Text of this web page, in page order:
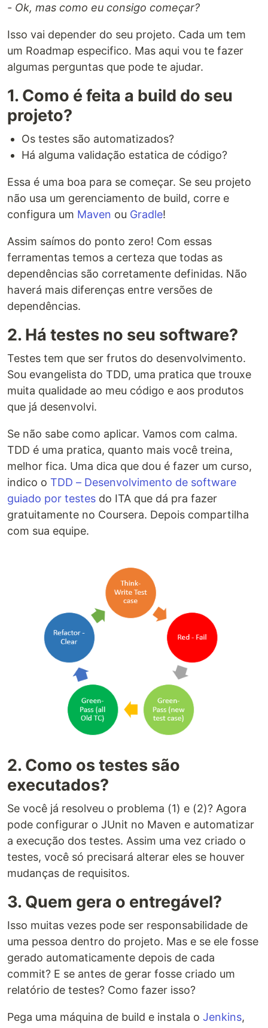
- Ok, mas como eu consigo começar?
Isso vai depender do seu projeto. Cada um tem
um Roadmap especifico. Mas aqui vou te fazer
algumas perguntas que pode te ajudar.
1. Como é feita a build do seu
projeto?
Os testes são automatizados?
Há alguma validação estatica de código?
Essa é uma boa para se começar. Se seu projeto
não usa um gerenciamento de build, corre e
configura um Maven ou Gradle!
Assim saímos do ponto zero! Com essas
ferramentas temos a certeza que todas as
dependências são corretamente definidas. Não
haverá mais diferenças entre versões de
dependências.
2. Há testes no seu software?
Testes tem que ser frutos do desenvolvimento.
Sou evangelista do TDD, uma pratica que trouxe
muita qualidade ao meu código e aos produtos
que já desenvolvi.
Se não sabe como aplicar. Vamos com calma.
TDD é uma pratica, quanto mais você treina,
melhor fica. Uma dica que dou é fazer um curso,
indico o TDD – Desenvolvimento de software
guiado por testes do ITA que dá pra fazer
gratuitamente no Coursera. Depois compartilha
com sua equipe.
2. Como os testes são
executados?
Se você já resolveu o problema (1) e (2)? Agora
pode configurar o JUnit no Maven e automatizar
a execução dos testes. Assim uma vez criado o
testes, você só precisará alterar eles se houver
mudanças de requisitos.
3. Quem gera o entregável?
Isso muitas vezes pode ser responsabilidade de
uma pessoa dentro do projeto. Mas e se ele fosse
gerado automaticamente depois de cada
commit? E se antes de gerar fosse criado um
relatório de testes? Como fazer isso?
Pega uma máquina de build e instala o Jenkins,